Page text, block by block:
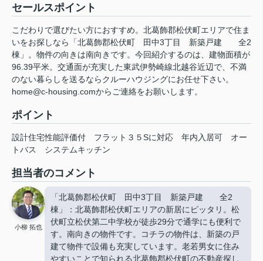
セールスポイント
こだわりで選びたい方におすすめ。北葛飾郡松伏町エリアで住ま
いをお探しなら「北葛飾郡松伏町 田中3丁目 新築戸建 全2
棟」。物件の向きは南向きです。今回紹介するのは、建物面積が
96.39平米。交通面が充実した東武伊勢崎線北越谷近辺で、不満
のない暮らしを送るならクルーハウジングにお任せ下さい。
home@c-housing.comからご連絡をお願いします。
ポイント
設計住宅性能評価付 フラット３５Sに対応 年内入居可
オー
トバス
システムキッチン
担当者のコメント
小柳 拓也
「北葛飾郡松伏町 田中3丁目 新築戸建 全2
棟」：北葛飾郡松伏町エリアの新居にピッタリ。松
伏町立松伏第二中学校が徒歩29分で通学にも便利で
す。南向きの物件です。コチラの物件は、新築の戸
建て物件で設備も充実しています。老若男女に住み
やすいことで知られる北葛飾郡松伏町の不動産探し